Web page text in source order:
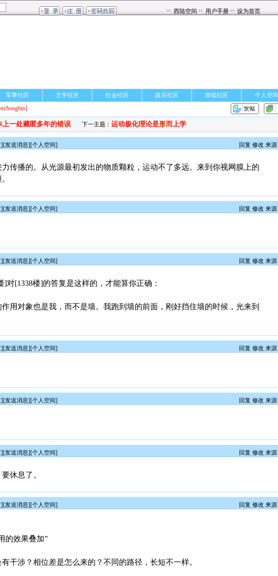
军事社区 文学社区 社会社区 娱乐社区 游戏社区
个人空间
hongbin]
上一处藏匿多年的错误 下一主题：运动极化理论是形而上学
][发送消息][个人空间] 回复 修改 来源
传播的。从光源最初发出的物质颗粒，运动不了多远。来到你视网膜上的
][发送消息][个人空间] 回复 修改 来源
][发送消息][个人空间] 回复 修改 来源
对[1338楼]的答复是这样的，才能算你正确：
用对象也是我，而不是墙。我跑到墙的前面，刚好挡住墙的时候，光来到
][发送消息][个人空间] 回复 修改 来源
][发送消息][个人空间] 回复 修改 来源
][发送消息][个人空间] 回复 修改 来源
休息了。
][发送消息][个人空间] 回复 修改 来源
的效果叠加”
干涉？相位差是怎么来的？不同的路径，长短不一样。